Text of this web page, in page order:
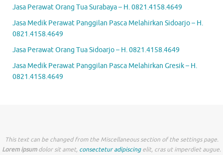
Jasa Perawat Orang Tua Surabaya – H. 0821.4158.4649
Jasa Medik Perawat Panggilan Pasca Melahirkan Sidoarjo – H.
0821.4158.4649
Jasa Perawat Orang Tua Sidoarjo – H. 0821.4158.4649
Jasa Medik Perawat Panggilan Pasca Melahirkan Gresik – H.
0821.4158.4649
This text can be changed from the Miscellaneous section of the settings page.
Lorem ipsumdolor sit amet, consectetur adipiscingelit, cras ut imperdiet augue.